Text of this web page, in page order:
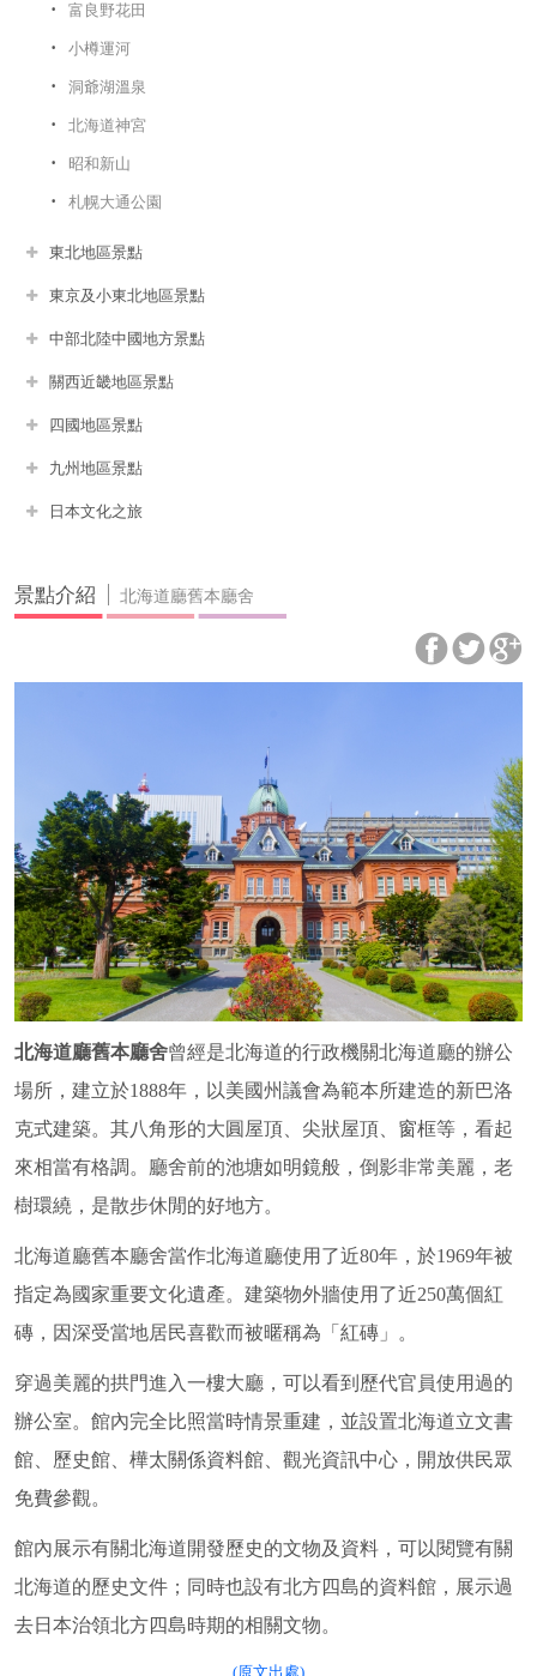
富良野花田
小樽運河
洞爺湖溫泉
北海道神宮
昭和新山
札幌大通公園
東北地區景點
東京及小東北地區景點
中部北陸中國地方景點
關西近畿地區景點
四國地區景點
九州地區景點
日本文化之旅
景點介紹 北海道廳舊本廳舍
北海道廳舊本廳舍曾經是北海道的行政機關北海道廳的辦公
場所，建立於1888年，以美國州議會為範本所建造的新巴洛
克式建築。其八角形的大圓屋頂、尖狀屋頂、窗框等，看起
來相當有格調。廳舍前的池塘如明鏡般，倒影非常美麗，老
樹環繞，是散步休閒的好地方。
北海道廳舊本廳舍當作北海道廳使用了近80年，於1969年被
指定為國家重要文化遺產。建築物外牆使用了近250萬個紅
磚，因深受當地居民喜歡而被暱稱為「紅磚」。
穿過美麗的拱門進入一樓大廳，可以看到歷代官員使用過的
辦公室。館內完全比照當時情景重建，並設置北海道立文書
館、歷史館、樺太關係資料館、觀光資訊中心，開放供民眾
免費參觀。
館內展示有關北海道開發歷史的文物及資料，可以閱覽有關
北海道的歷史文件；同時也設有北方四島的資料館，展示過
去日本治領北方四島時期的相關文物。
(原文出處)